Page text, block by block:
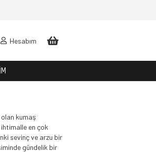
Hesabım
olan kumaş
ihtimalle en çok
sevinç ve arzu bir
gündelik bir